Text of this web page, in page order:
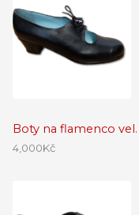
Boty na flamenco vel.
4,000Kč